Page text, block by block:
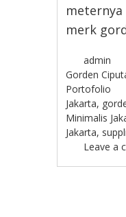
merk
admin
Gorden
Portofolio
Jakarta,
Minimalis
Jakarta,
Leave a